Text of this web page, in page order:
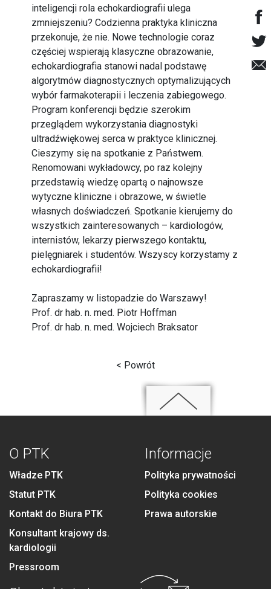
inteligencji rola echokardiografii ulega
zmniejszeniu? Codzienna praktyka kliniczna
przekonuje, że nie. Nowe technologie coraz
częściej wspierają klasyczne obrazowanie,
echokardiografia stanowi nadal podstawę
algorytmów diagnostycznych optymalizujących
wybór farmakoterapii i leczenia zabiegowego.
Program konferencji będzie szerokim
przeglądem wykorzystania diagnostyki
ultradźwiękowej serca w praktyce klinicznej.
Cieszymy się na spotkanie z Państwem.
Renomowani wykładowcy, po raz kolejny
przedstawią wiedzę opartą o najnowsze
wytyczne kliniczne i obrazowe, w świetle
własnych doświadczeń. Spotkanie kierujemy do
wszystkich zainteresowanych – kardiologów,
internistów, lekarzy pierwszego kontaktu,
pielęgniarek i studentów. Wszyscy korzystamy z
echokardiografii!
Zapraszamy w listopadzie do Warszawy!
Prof. dr hab. n. med. Piotr Hoffman
Prof. dr hab. n. med. Wojciech Braksator
< Powrót
O PTK
Władze PTK
Statut PTK
Kontakt do Biura PTK
Konsultant krajowy ds.
kardiologii
Pressroom
Informacje
Polityka prywatności
Polityka cookies
Prawa autorskie